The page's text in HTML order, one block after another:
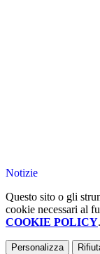
Notizie
Questo sito o gli
cookie necessari al
COOKIE POLICY.
Personalizza